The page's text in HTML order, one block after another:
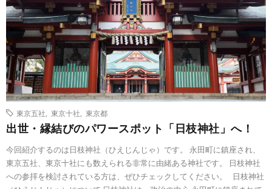
東京五社 東京十社 東京都
出世・縁結びのパワースポット「日枝神社」へ！
今回紹介するのは日枝神社（ひえじんじゃ）です。 永田町に鎮座され、
東京五社、東京十社にも数えられる非常に由緒ある神社です。 日枝神社
への参拝を検討されている方は、ぜひチェックしてください。 日枝神社